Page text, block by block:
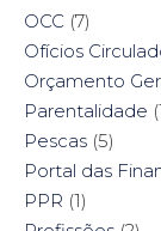
OCC (7)
Ofícios
Orçamento
Parentalidade
Pescas (5)
Portal das
PPR (1)